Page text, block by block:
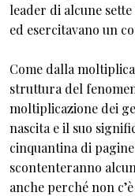
leader di alcune
ed esercitavano un
Come dalla
struttura del
moltiplicazione dei
nascita e il suo
cinquantina di
scontenteranno
anche perché non